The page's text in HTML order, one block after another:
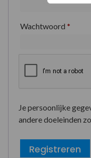
Wachtwoord *
Je persoonlijke
andere doeleinden
Registreren